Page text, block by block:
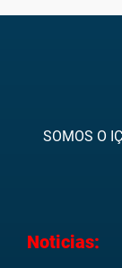
SOMOS O
Noticias: